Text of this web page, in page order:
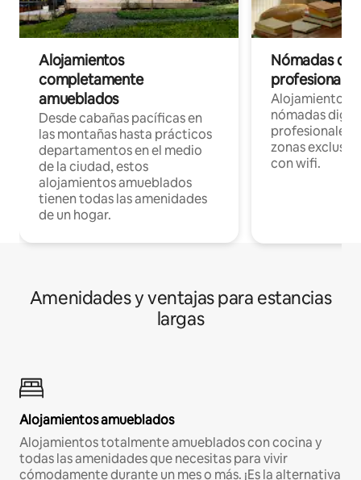
Alojamientos
completamente
amueblados
Desde cabañas pacíficas en
las montañas hasta prácticos
departamentos en el medio
de la ciudad, estos
alojamientos amueblados
tienen todas las amenidades
de un hogar.
Nómadas
Alojamientos
nómadas
profesionales
zonas
con wifi.
Amenidades y ventajas para estancias
largas
Alojamientos amueblados
Alojamientos totalmente amueblados con cocina y
todas las amenidades que necesitas para vivir
cómodamente durante un mes o más. ¡Es la alternativa